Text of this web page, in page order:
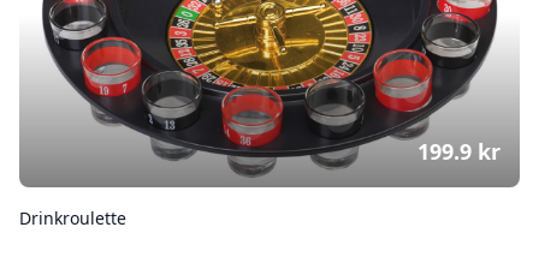
Drinkroulette
199.9 kr